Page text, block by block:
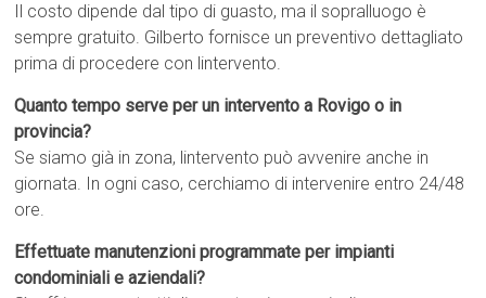
Il costo dipende dal tipo di guasto, ma il sopralluogo è
sempre gratuito. Gilberto fornisce un preventivo dettagliato
prima di procedere con lintervento.
Quanto tempo serve per un intervento a Rovigo o in
provincia?
Se siamo già in zona, lintervento può avvenire anche in
giornata. In ogni caso, cerchiamo di intervenire entro 24/48
ore.
Effettuate manutenzioni programmate per impianti
condominiali e aziendali?